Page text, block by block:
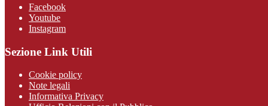
Facebook
Youtube
Instagram
Sezione Link Utili
Cookie policy
Note legali
Informativa Privacy